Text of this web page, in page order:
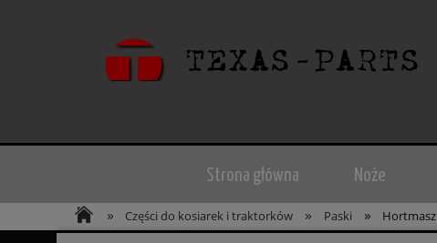
Strona główna Noże
» Części do kosiarek i traktorków » Paski » Hortmasz